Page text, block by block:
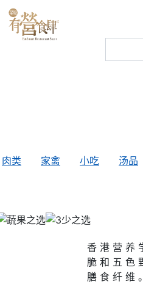
肉类 家禽 小吃 汤品
香 港 营 养
脆 和 五 色
膳 食 纤 维